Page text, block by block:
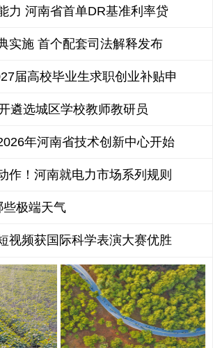
力 河南省首单DR基准利率贷
实施 首个配套司法解释发布
届高校毕业生求职创业补贴申
遴选城区学校教师教研员
年河南省技术创新中心开始
作！河南就电力市场系列规则
极端天气
视频获国际科学表演大赛优胜